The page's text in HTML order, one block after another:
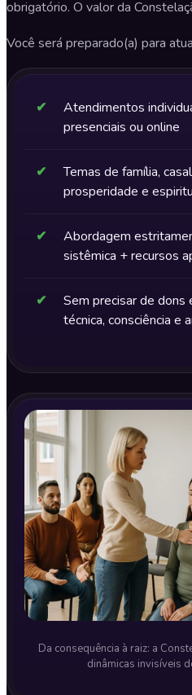
obrigatório. O valor da
Você será preparado(a) para
✔
Atendimentos
presenciais ou online
✔
Temas de família,
prosperidade e
✔
Abordagem
sistêmica + recursos
✔
Sem precisar de
técnica, consciência e
Da consequência à raiz: a
dinâmicas invisíveis